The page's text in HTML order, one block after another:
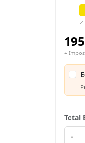
+
Total
-